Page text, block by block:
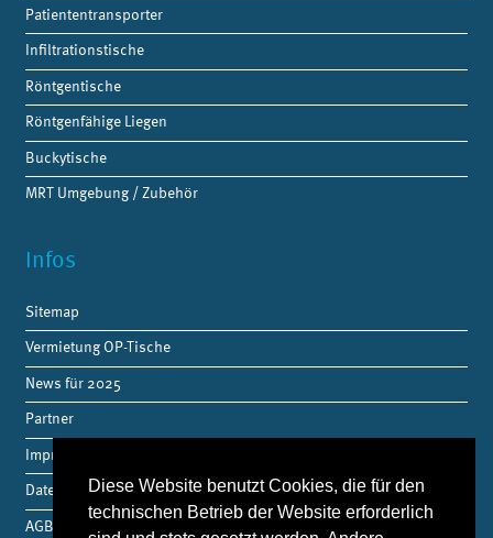
Diese Website benutzt Cookies, die für den
technischen Betrieb der Website erforderlich
Patiententransporter
Infiltrationstische
Röntgentische
Röntgenfähige Liegen
Buckytische
MRT Umgebung / Zubehör
Infos
Sitemap
Vermietung OP-Tische
News für 2025
Partner
Impressum
Datenschutz
AGB